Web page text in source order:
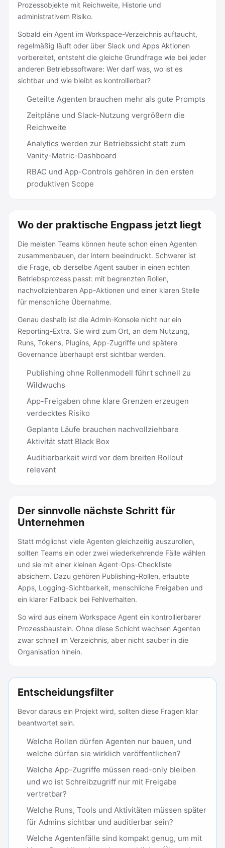
Prozessobjekte mit Reichweite, Historie und
administrativem Risiko.
Sobald ein Agent im Workspace-Verzeichnis auftaucht,
regelmäßig läuft oder über Slack und Apps Aktionen
vorbereitet, entsteht die gleiche Grundfrage wie bei jeder
anderen Betriebssoftware: Wer darf was, wo ist es
sichtbar und wie bleibt es kontrollierbar?
Geteilte Agenten brauchen mehr als gute Prompts
Zeitpläne und Slack-Nutzung vergrößern die
Reichweite
Analytics werden zur Betriebssicht statt zum
Vanity-Metric-Dashboard
RBAC und App-Controls gehören in den ersten
produktiven Scope
Wo der praktische Engpass jetzt liegt
Die meisten Teams können heute schon einen Agenten
zusammenbauen, der intern beeindruckt. Schwerer ist
die Frage, ob derselbe Agent sauber in einen echten
Betriebsprozess passt: mit begrenzten Rollen,
nachvollziehbaren App-Aktionen und einer klaren Stelle
für menschliche Übernahme.
Genau deshalb ist die Admin-Konsole nicht nur ein
Reporting-Extra. Sie wird zum Ort, an dem Nutzung,
Runs, Tokens, Plugins, App-Zugriffe und spätere
Governance überhaupt erst sichtbar werden.
Publishing ohne Rollenmodell führt schnell zu
Wildwuchs
App-Freigaben ohne klare Grenzen erzeugen
verdecktes Risiko
Geplante Läufe brauchen nachvollziehbare
Aktivität statt Black Box
Auditierbarkeit wird vor dem breiten Rollout
relevant
Der sinnvolle nächste Schritt für
Unternehmen
Statt möglichst viele Agenten gleichzeitig auszurollen,
sollten Teams ein oder zwei wiederkehrende Fälle wählen
und sie mit einer kleinen Agent-Ops-Checkliste
absichern. Dazu gehören Publishing-Rollen, erlaubte
Apps, Logging-Sichtbarkeit, menschliche Freigaben und
ein klarer Fallback bei Fehlverhalten.
So wird aus einem Workspace Agent ein kontrollierbarer
Prozessbaustein. Ohne diese Schicht wachsen Agenten
zwar schnell im Verzeichnis, aber nicht sauber in die
Organisation hinein.
Entscheidungsfilter
Bevor daraus ein Projekt wird, sollten diese Fragen klar
beantwortet sein.
Welche Rollen dürfen Agenten nur bauen, und
welche dürfen sie wirklich veröffentlichen?
Welche App-Zugriffe müssen read-only bleiben
und wo ist Schreibzugriff nur mit Freigabe
vertretbar?
Welche Runs, Tools und Aktivitäten müssen später
für Admins sichtbar und auditierbar sein?
Welche Agentenfälle sind kompakt genug, um mit